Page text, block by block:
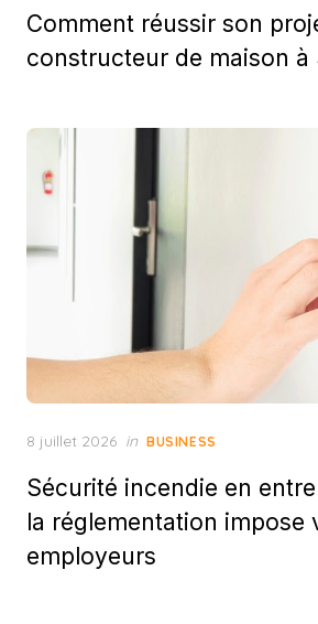
Comment réussir son
constructeur de maison à
Posted
8 juillet 2026 in BUSINESS
Sécurité incendie en
la réglementation impose
employeurs